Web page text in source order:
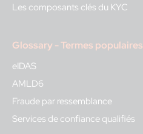
Les composants clés du KYC
Glossary - Termes populaires
eIDAS
AMLD6
Fraude par ressemblance
Services de confiance qualifiés